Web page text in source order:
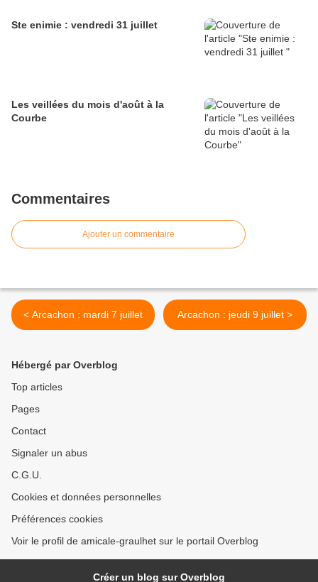
Ste enimie : vendredi 31 juillet
Les veillées du mois d'août à la
Courbe
Commentaires
Ajouter un commentaire
< Arcachon : mardi 7 juillet Arcachon : jeudi 9 juillet >
Hébergé par Overblog
Top articles
Pages
Contact
Signaler un abus
C.G.U.
Cookies et données personnelles
Préférences cookies
Voir le profil de amicale-graulhet sur le portail Overblog
Créer un blog sur Overblog